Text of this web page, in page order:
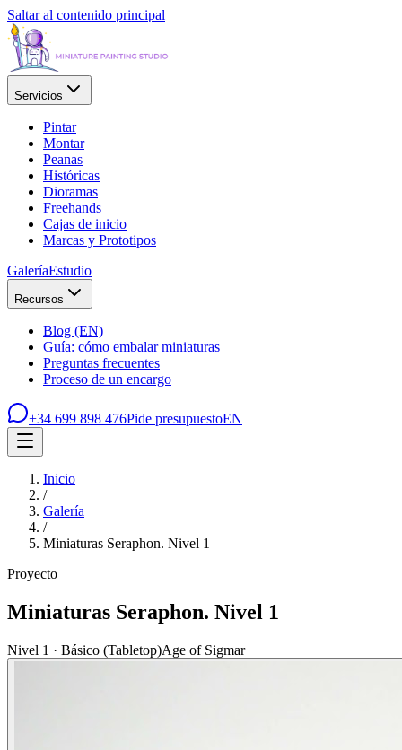
Saltar al contenido principal
Servicios
Pintar
Montar
Peanas
Históricas
Dioramas
Freehands
Cajas de inicio
Marcas y Prototipos
GaleríaEstudio
Recursos
Blog (EN)
Guía: cómo embalar miniaturas
Preguntas frecuentes
Proceso de un encargo
+34 699 898 476Pide presupuestoEN
Inicio
/
Galería
/
Miniaturas Seraphon. Nivel 1
Proyecto
Miniaturas Seraphon. Nivel 1
Nivel 1 · Básico (Tabletop)Age of Sigmar